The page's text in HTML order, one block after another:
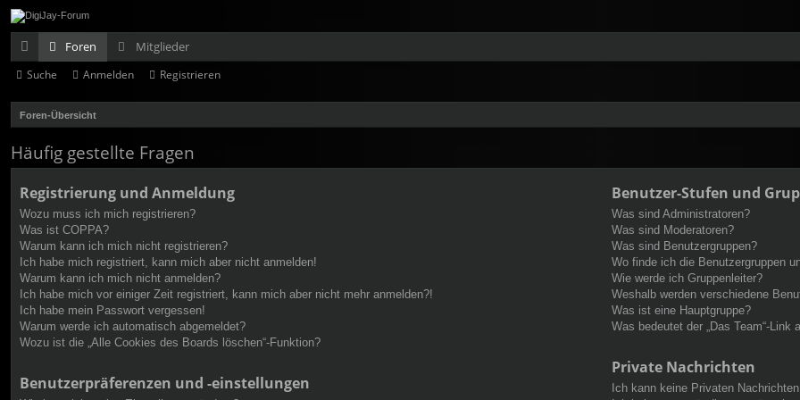
ch
ne
ug
rif
f
Foren
Mitglieder
Suche Anmelden Registrieren
Foren-Übersicht
Häufig gestellte Fragen
Registrierung und Anmeldung
Wozu muss ich mich registrieren?
Was ist COPPA?
Warum kann ich mich nicht registrieren?
Ich habe mich registriert, kann mich aber nicht anmelden!
Warum kann ich mich nicht anmelden?
Ich habe mich vor einiger Zeit registriert, kann mich aber nicht mehr anmelden?!
Ich habe mein Passwort vergessen!
Warum werde ich automatisch abgemeldet?
Wozu ist die „Alle Cookies des Boards löschen“-Funktion?
Benutzerpräferenzen und -einstellungen
Benutzer-Stufen und
Was sind Administratoren?
Was sind Moderatoren?
Was sind Benutzergruppen?
Wo finde ich die Benutzergruppen
Wie werde ich Gruppenleiter?
Weshalb werden verschiedene
Was ist eine Hauptgruppe?
Was bedeutet der „Das Team“-Link
Private Nachrichten
Ich kann keine Privaten